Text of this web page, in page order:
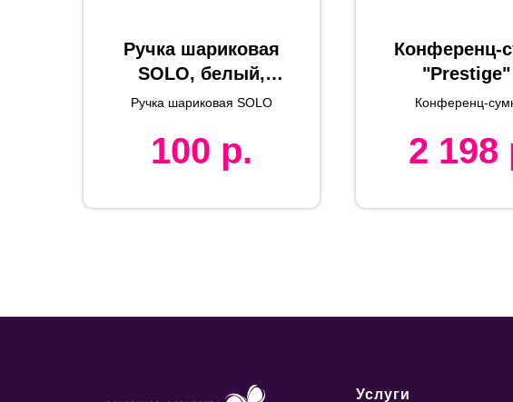
Ручка шариковая
SOLO, белый,
металл, пластик,
чернил синий
Ручка шариковая SOLO
100 р.
Конференц-
35x5,5x27,5
Конференц-
2 198
Услуги